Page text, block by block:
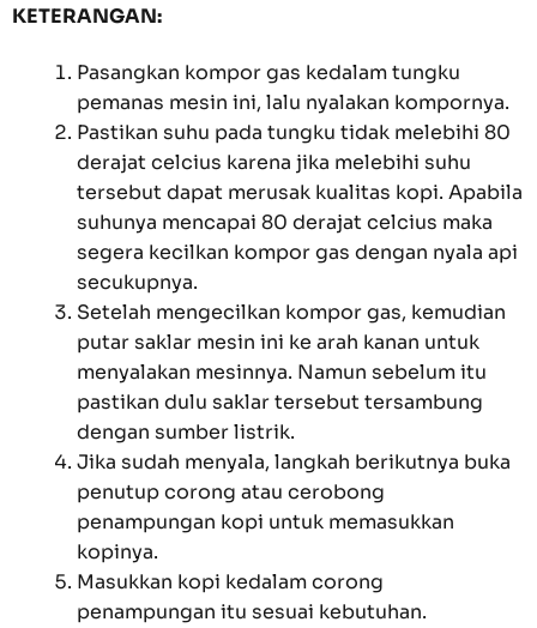
KETERANGAN:
Pasangkan kompor gas kedalam tungku
pemanas mesin ini, lalu nyalakan kompornya.
Pastikan suhu pada tungku tidak melebihi 80
derajat celcius karena jika melebihi suhu
tersebut dapat merusak kualitas kopi. Apabila
suhunya mencapai 80 derajat celcius maka
segera kecilkan kompor gas dengan nyala api
secukupnya.
Setelah mengecilkan kompor gas, kemudian
putar saklar mesin ini ke arah kanan untuk
menyalakan mesinnya. Namun sebelum itu
pastikan dulu saklar tersebut tersambung
dengan sumber listrik.
Jika sudah menyala, langkah berikutnya buka
penutup corong atau cerobong
penampungan kopi untuk memasukkan
kopinya.
Masukkan kopi kedalam corong
penampungan itu sesuai kebutuhan.